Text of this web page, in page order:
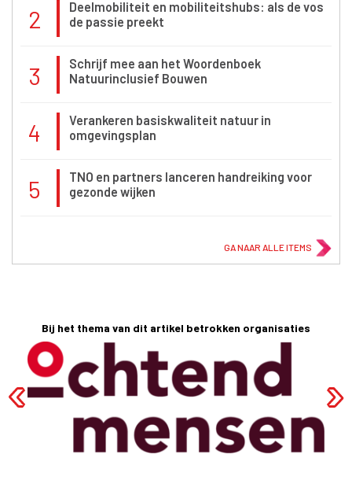
2
Deelmobiliteit en mobiliteitshubs: als de vos
de passie preekt
3
Schrijf mee aan het Woordenboek
Natuurinclusief Bouwen
4
Verankeren basiskwaliteit natuur in
omgevingsplan
5
TNO en partners lanceren handreiking voor
gezonde wijken
GA NAAR ALLE ITEMS
Bij het thema van dit artikel betrokken organisaties